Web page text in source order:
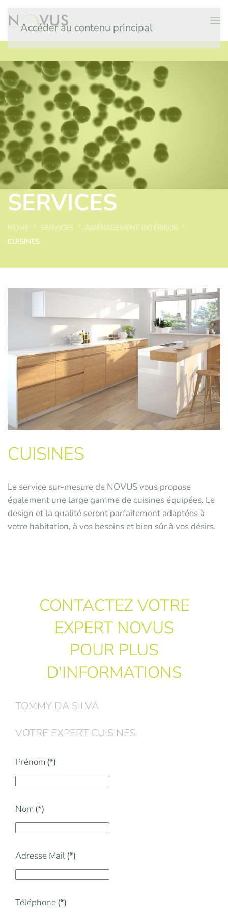
Accéder au contenu principal
SERVICES
HOME SERVICES
AMÉNAGEMENT INTÉRIEUR
CUISINES
CUISINES
Le service sur-mesure de NOVUS vous propose
également une large gamme de cuisines équipées. Le
design et la qualité seront parfaitement adaptées à
votre habitation, à vos besoins et bien sûr à vos désirs.
CONTACTEZ VOTRE
EXPERT NOVUS
POUR PLUS
D'INFORMATIONS
TOMMY DA SILVA
VOTRE EXPERT CUISINES
Prénom (*)
Nom (*)
Adresse Mail(*)
Téléphone(*)